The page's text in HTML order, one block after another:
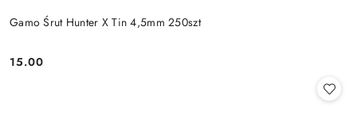
Gamo Śrut Hunter X Tin 4,5mm 250szt
Cena:
15.00